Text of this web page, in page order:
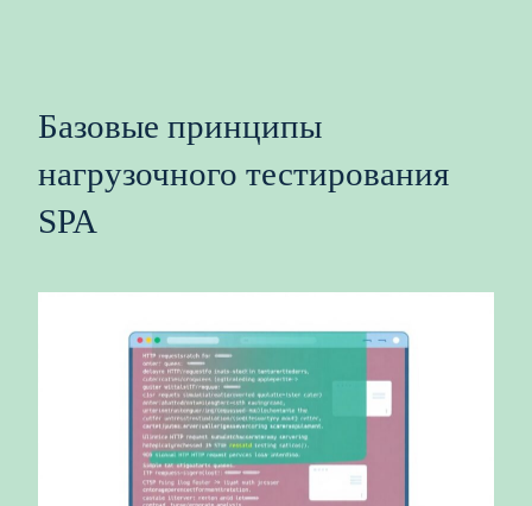
Базовые принципы
нагрузочного тестирования
SPA